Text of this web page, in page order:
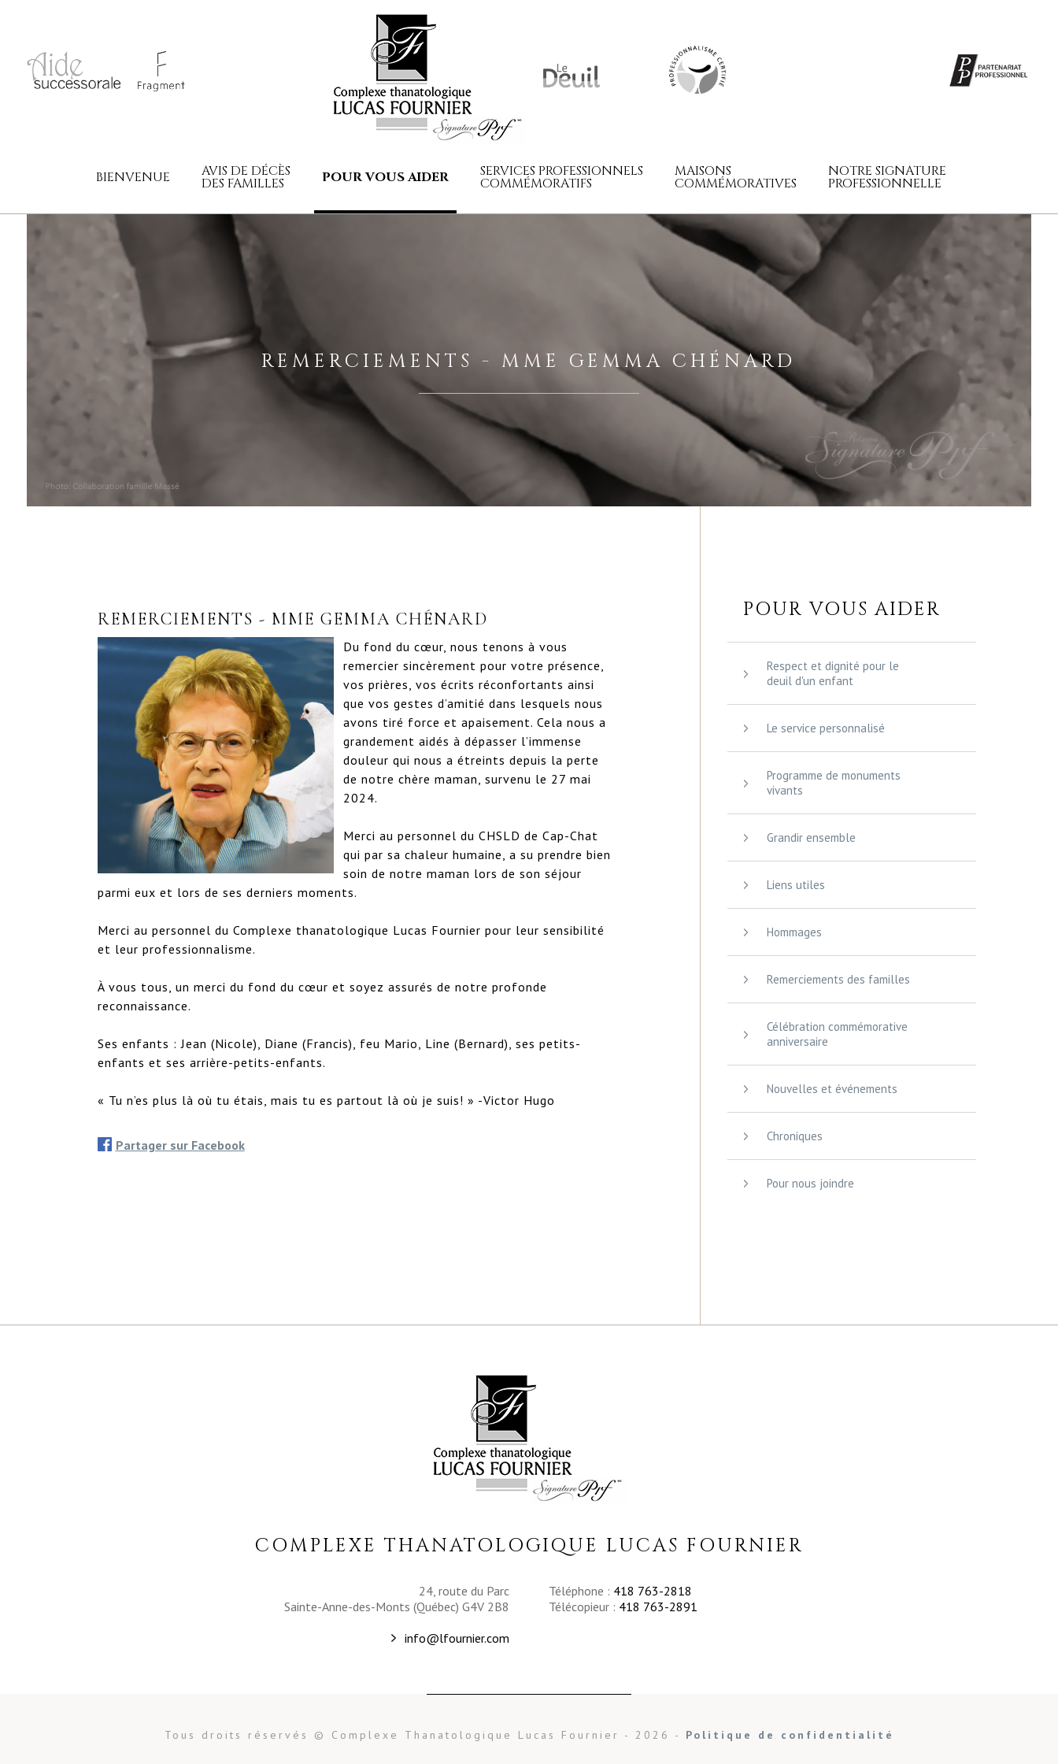
BIENVENUE AVIS DE DÉCÈS
DES FAMILLES POUR VOUS AIDER SERVICES PROFESSIONNELS
COMMÉMORATIFS
MAISONS
COMMÉMORATIVES
NOTRE SIGNATURE
PROFESSIONNELLE
REMERCIEMENTS - MME GEMMA CHÉNARD
REMERCIEMENTS - MME GEMMA CHÉNARD
Du fond du cœur, nous tenons à vous
remercier sincèrement pour votre présence,
vos prières, vos écrits réconfortants ainsi
que vos gestes d’amitié dans lesquels nous
avons tiré force et apaisement. Cela nous a
grandement aidés à dépasser l’immense
douleur qui nous a étreints depuis la perte
de notre chère maman, survenu le 27 mai
2024.
Merci au personnel du CHSLD de Cap-Chat
qui par sa chaleur humaine, a su prendre bien
soin de notre maman lors de son séjour
parmi eux et lors de ses derniers moments.
Merci au personnel du Complexe thanatologique Lucas Fournier pour leur sensibilité
et leur professionnalisme.
À vous tous, un merci du fond du cœur et soyez assurés de notre profonde
reconnaissance.
Ses enfants : Jean (Nicole), Diane (Francis), feu Mario, Line (Bernard), ses petits-
enfants et ses arrière-petits-enfants.
« Tu n’es plus là où tu étais, mais tu es partout là où je suis! » -Victor Hugo
Partager sur Facebook
POUR VOUS AIDER
Respect et dignité pour le
deuil d'un enfant
Le service personnalisé
Programme de monuments
vivants
Grandir ensemble
Liens utiles
Hommages
Remerciements des familles
Célébration commémorative
anniversaire
Nouvelles et événements
Chroniques
Pour nous joindre
COMPLEXE THANATOLOGIQUE LUCAS FOURNIER
24, route du Parc
Sainte-Anne-des-Monts (Québec) G4V 2B8
info@lfournier.com
Téléphone : 418 763-2818
Télécopieur : 418 763-2891
Tous droits réservés © Complexe Thanatologique Lucas Fournier - 2026 - Politique de confidentialité